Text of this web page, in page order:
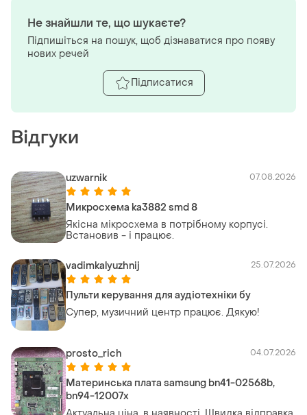
Відгуки
uzwarnik 07.08.2026
Микросхема ka3882 smd 8
Якісна мікросхема в потрібному корпусі.
Встановив - і працює.
vadimkalyuzhnij 25.07.2026
Пульти керування для аудіотехніки бу
Супер, музичний центр працює. Дякую!
prosto_rich 04.07.2026
Материнська плата samsung bn41-02568b,
bn94-12007x
Не знайшли те, що шукаєте?
Підпишіться на пошук, щоб дізнаватися про появу
нових речей
Підписатися